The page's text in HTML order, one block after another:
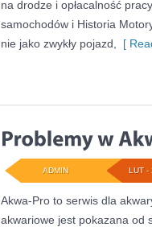
na drodze i opłacalność
samochodów i Historia
nie jako zwykły pojazd,
[
LUT -
ADMIN
Akwa-Pro to serwis dla
akwariowe jest pokazana od